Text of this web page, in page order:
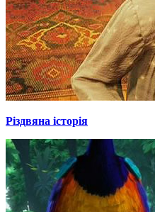
Різдвяна історія